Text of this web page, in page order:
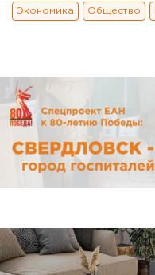
Экономика Общество